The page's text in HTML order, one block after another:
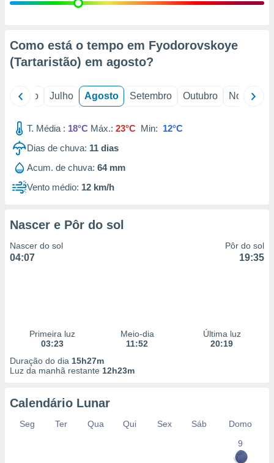
através
estudos
1199
Como está o tempo em Fyodorovskoye
(Tartaristão) em agosto?
Junho Julho Agosto Setembro Outubro Novembro
T. Média : 18°C Máx.: 23°C Min: 12°C
Dias de chuva: 11 dias
Acum. de chuva: 64 mm
Vento médio: 12 km/h
Nascer e Pôr do sol
Nascer do sol
04:07
Pôr do sol
19:35
Primeira luz
03:23
Meio-dia
11:52
Última luz
20:19
Duração do dia 15h27m
Luz da manhã restante 12h23m
Calendário Lunar
Seg Ter Qua Qui Sex Sáb
Domo
9